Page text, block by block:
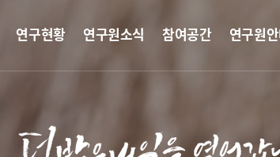
연구현황 연구원소식 참여공간 연구원